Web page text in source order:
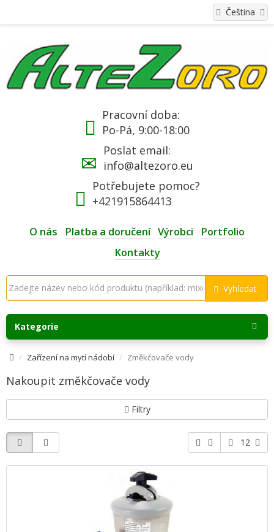
Čeština
Pracovní doba:
Po-Pá, 9:00-18:00
Poslat email:
info@altezoro.eu
Potřebujete pomoc?
+421915864413
O nás Platba a doručení Výrobci
Portfolio
Kontakty
Vyhledat
Kategorie
Zařízení na mytí nádobí Změkčovače vody
Nakoupit změkčovače vody
Filtry
12